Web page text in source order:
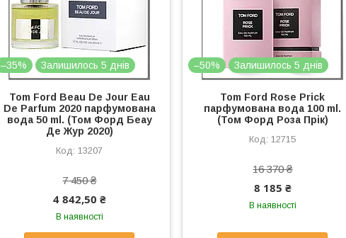
–35% Залишилось 5 днів
Tom Ford Beau De Jour Eau
De Parfum 2020 парфумована
вода 50 ml. (Том Форд Беау
Де Жур 2020)
13207
7 450 ₴
4 842,50 ₴
В наявності
–50% Залишилось 5 днів
Tom Ford Rose Prick
парфумована вода 100 ml.
(Том Форд Роза Прік)
12715
16 370 ₴
8 185 ₴
В наявності